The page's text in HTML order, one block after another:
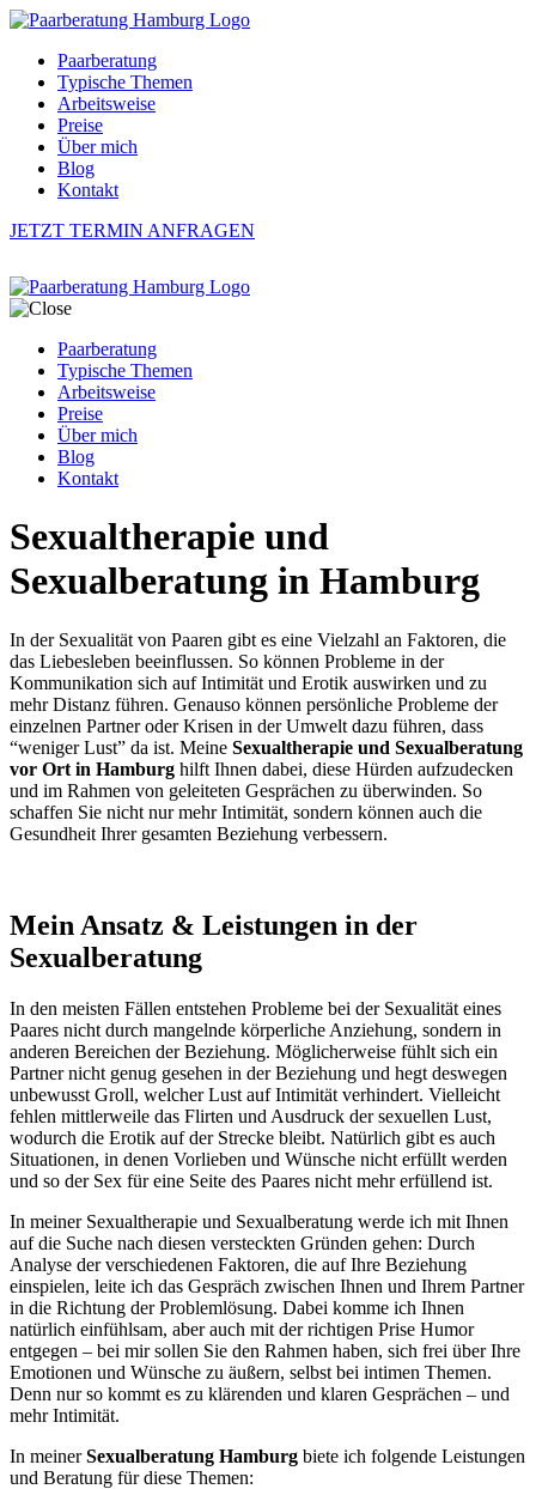
Paarberatung
Typische Themen
Arbeitsweise
Preise
Über mich
Blog
Kontakt
JETZT TERMIN ANFRAGEN
Paarberatung
Typische Themen
Arbeitsweise
Preise
Über mich
Blog
Kontakt
Sexualtherapie und
Sexualberatung in Hamburg
In der Sexualität von Paaren gibt es eine Vielzahl an Faktoren, die
das Liebesleben beeinflussen. So können Probleme in der
Kommunikation sich auf Intimität und Erotik auswirken und zu
mehr Distanz führen. Genauso können persönliche Probleme der
einzelnen Partner oder Krisen in der Umwelt dazu führen, dass
“weniger Lust” da ist. Meine Sexualtherapie und Sexualberatung
vor Ort in Hamburg hilft Ihnen dabei, diese Hürden aufzudecken
und im Rahmen von geleiteten Gesprächen zu überwinden. So
schaffen Sie nicht nur mehr Intimität, sondern können auch die
Gesundheit Ihrer gesamten Beziehung verbessern.
Mein Ansatz & Leistungen in der
Sexualberatung
In den meisten Fällen entstehen Probleme bei der Sexualität eines
Paares nicht durch mangelnde körperliche Anziehung, sondern in
anderen Bereichen der Beziehung. Möglicherweise fühlt sich ein
Partner nicht genug gesehen in der Beziehung und hegt deswegen
unbewusst Groll, welcher Lust auf Intimität verhindert. Vielleicht
fehlen mittlerweile das Flirten und Ausdruck der sexuellen Lust,
wodurch die Erotik auf der Strecke bleibt. Natürlich gibt es auch
Situationen, in denen Vorlieben und Wünsche nicht erfüllt werden
und so der Sex für eine Seite des Paares nicht mehr erfüllend ist.
In meiner Sexualtherapie und Sexualberatung werde ich mit Ihnen
auf die Suche nach diesen versteckten Gründen gehen: Durch
Analyse der verschiedenen Faktoren, die auf Ihre Beziehung
einspielen, leite ich das Gespräch zwischen Ihnen und Ihrem Partner
in die Richtung der Problemlösung. Dabei komme ich Ihnen
natürlich einfühlsam, aber auch mit der richtigen Prise Humor
entgegen – bei mir sollen Sie den Rahmen haben, sich frei über Ihre
Emotionen und Wünsche zu äußern, selbst bei intimen Themen.
Denn nur so kommt es zu klärenden und klaren Gesprächen – und
mehr Intimität.
In meinerSexualberatung Hamburg biete ich folgende Leistungen
und Beratung für diese Themen: